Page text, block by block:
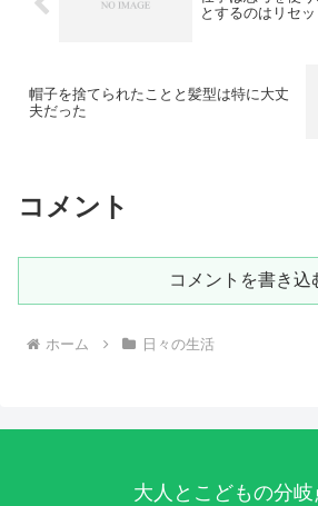
とするのはリセ
帽子を捨てられたことと髪型は特に大丈
夫だった
コメント
コメントを書き込
ホーム 日々の生活
大人とこどもの分岐